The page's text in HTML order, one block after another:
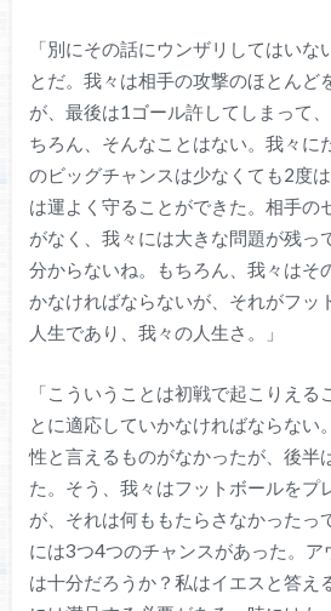
「別にその話にウンザリしてはいな
とだ。我々は相手の攻撃のほとんど
が、最後は1ゴール許してしまって
ちろん、そんなことはない。我々に
のビッグチャンスは少なくても2度
は運よく守ることができた。相手の
がなく、我々には大きな問題が残っ
分からないね。もちろん、我々はそ
かなければならないが、それがフッ
人生であり、我々の人生さ。」
「こういうことは初戦で起こりえる
とに適応していかなければならない
性と言えるものがなかったが、後半
た。そう、我々はフットボールをプ
が、それは何ももたらさなかったっ
には3つ4つのチャンスがあった。ア
は十分だろうか？私はイエスと答え